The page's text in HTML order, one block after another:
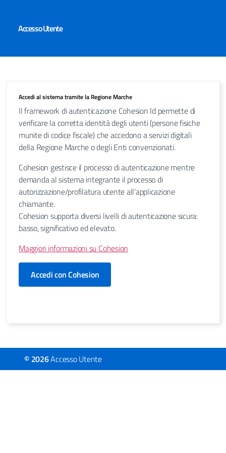
Accesso Utente
Accedi al sistema tramite la Regione Marche
Il framework di autenticazione Cohesion Id permette di
verificare la corretta identità degli utenti (persone fisiche
munite di codice fiscale) che accedono a servizi digitali
della Regione Marche o degli Enti convenzionati.
Cohesion gestisce il processo di autenticazione mentre
demanda al sistema integrante il processo di
autorizzazione/profilatura utente all’applicazione
chiamante.
Cohesion supporta diversi livelli di autenticazione sicura:
basso, significativo ed elevato.
Maggiori informazioni su Cohesion
Accedi con Cohesion
© 2026Accesso Utente